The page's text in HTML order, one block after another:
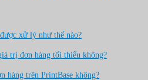
xử lý như thế nào?
trị đơn hàng tối thiểu không?
hàng trên PrintBase không?